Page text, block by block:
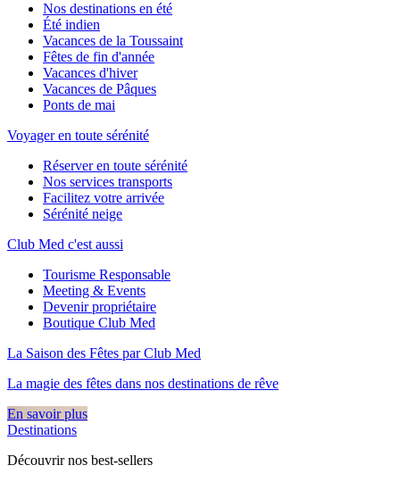
Nos destinations en été
Été indien
Vacances de la Toussaint
Fêtes de fin d'année
Vacances d'hiver
Vacances de Pâques
Ponts de mai
Voyager en toute sérénité
Réserver en toute sérénité
Nos services transports
Facilitez votre arrivée
Sérénité neige
Club Med c'est aussi
Tourisme Responsable
Meeting & Events
Devenir propriétaire
Boutique Club Med
La Saison des Fêtes par Club Med
La magie des fêtes dans nos destinations de rêve​
En savoir plus
Destinations
Découvrir nos best-sellers